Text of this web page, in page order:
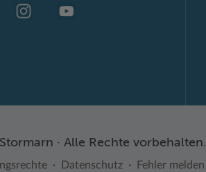
· Alle Rechte vorbehalten.
Datenschutz Fehler melden